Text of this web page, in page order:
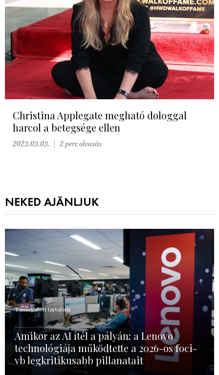
Christina Applegate megható dologgal
harcol a betegsége ellen
2023.03.03. 2 perc olvasás
NEKED AJÁNLJUK
Támogatott tartalom
Amikor az AI ítél a pályán: a Lenovo
technológiája működtette a 2026-os foci-
vb legkritikusabb pillanatait